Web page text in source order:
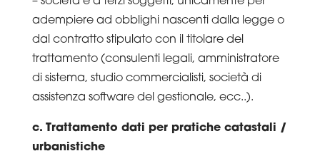
adempiere ad obblighi nascenti dalla legge o
dal contratto stipulato con il titolare del
trattamento (consulenti legali, amministratore
di sistema, studio commercialisti, società di
assistenza software del gestionale, ecc..).
c. Trattamento dati per pratiche catastali /
urbanistiche